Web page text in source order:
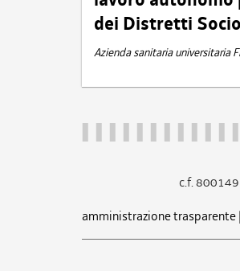
dei Distretti
Azienda sanitaria universitaria
c.f.
amministrazione trasparente|